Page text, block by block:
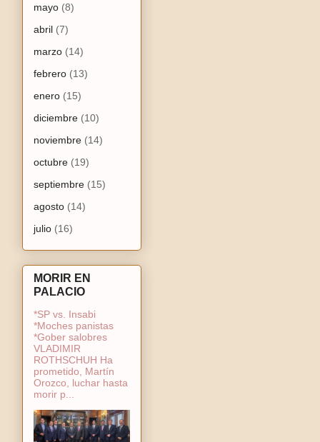
mayo (8)
abril (7)
marzo (14)
febrero (13)
enero (15)
diciembre (10)
noviembre (14)
octubre (19)
septiembre (15)
agosto (14)
julio (16)
MORIR EN
PALACIO
*SP vs. Insabi
*Moches panistas
*Gober salobres
VLADIMIR
ROTHSCHUH Ha
prometido, Martín
Orozco, luchar hasta
morir p...